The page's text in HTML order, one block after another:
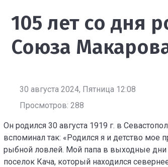
105 лет со дня
Союза
30 августа 2024, Пятница 12:08
Просмотров: 288
Он родился 30 августа 1919 г. в
вспоминал так: «Родился я и детство мое
рыбной ловлей. Мой папа в выходные дни
поселок Кача, который находился